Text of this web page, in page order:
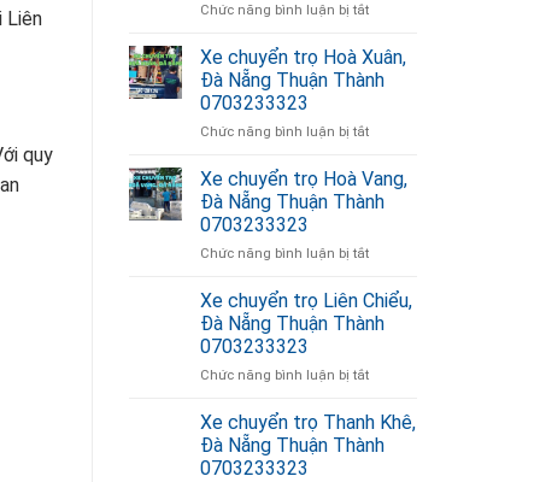
Liên
quy
0703233323
Hoà
giá
rẻ
0703233323
Chức năng bình luận bị tắtở
tải
thuận
thành
Hoà
giá
rẻ
0703233323
Xe chuyển trọ Hoà Xuân,
Đà Nẵng Thuận Thành
0703233323
Chức năng bình luận bị tắtở
chuyển
trọ
Hoà
Đà
Thuận
Thành
Xe chuyển trọ Hoà Vang,
Đà Nẵng Thuận Thành
0703233323
Chức năng bình luận bị tắtở
chuyển
trọ
Hoà
Đà
Thuận
Thành
Xe chuyển trọ Liên Chiểu,
Đà Nẵng Thuận Thành
0703233323
Chức năng bình luận bị tắtở
chuyển
trọ
Liên
Xe chuyển trọ Thanh Khê,
Đà Nẵng Thuận Thành
0703233323